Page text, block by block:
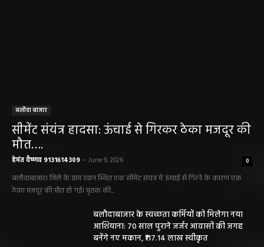
बलौदा बाजार
सीमेंट संयंत्र हादसा: ऊंचाई से गिरकर ठेका मजदूर की
मौत….
हेमंत वैष्णव 9131614309 - June 9, 2026 0
बलौदाबाजार। जिले के ग्राम रवान स्थित एक सीमेंट संयंत्र में ऊंचाई से गिरने के कारण एक
ठेका मजदूर की मौत हो गई। मृतक की...
बलौदाबाजार के स्वच्छता कर्मियों को मिलेगा नया
आशियाना: 70 साल पुराने जर्जर आवासों की जगह
बनेंगे नए मकान, ₹117.14 लाख स्वीकृत